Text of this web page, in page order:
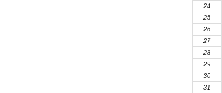
24
25
26
27
28
29
30
31